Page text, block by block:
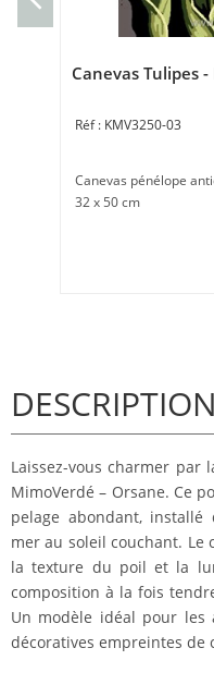
Canevas Tulipes
KMV3250-03
Canevas pénélope
32 x 50 cm
DESCRIPTION
Laissez-vous charmer par
MimoVerdé – Orsane. Ce
pelage abondant,
mer au soleil couchant. Le
la texture du poil et la
composition à la fois
Un modèle idéal pour les
décoratives empreintes de